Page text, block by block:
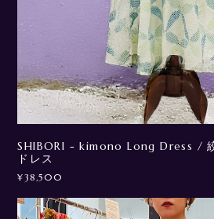
SHIBORI - kimono Long Dress /
ドレス
¥38,500